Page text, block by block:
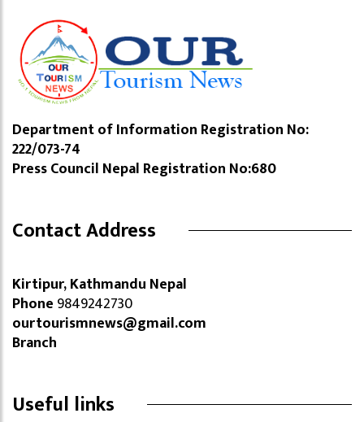
Department of Information Registration No:
222/073-74
Press Council Nepal Registration No:680
Contact Address
Kirtipur, Kathmandu Nepal
Phone 9849242730
ourtourismnews@gmail.com
Branch
Useful links